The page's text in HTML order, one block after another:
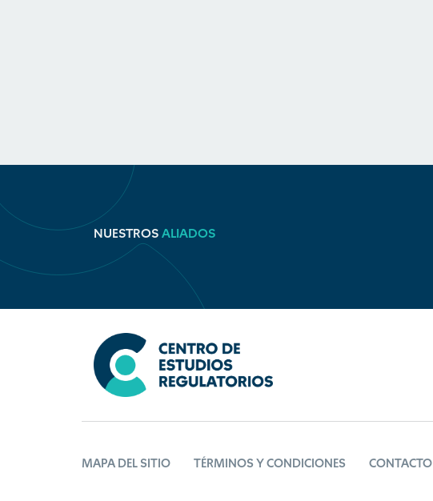
NUESTROS ALIADOS
MAPA DEL SITIO TÉRMINOS Y CONDICIONES CONTACTO